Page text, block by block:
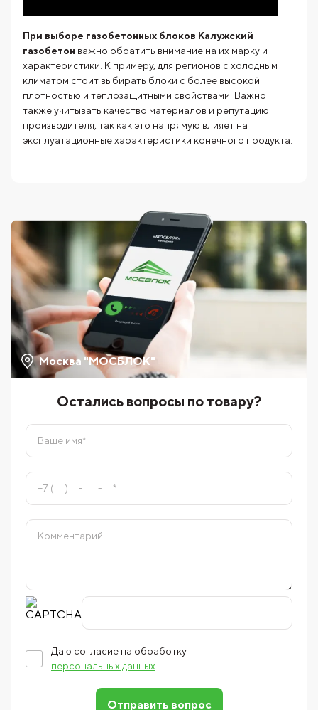
При выборе газобетонных блоков Калужский
газобетон важно обратить внимание на их марку и
характеристики. К примеру, для регионов с холодным
климатом стоит выбирать блоки с более высокой
плотностью и теплозащитными свойствами. Важно
также учитывать качество материалов и репутацию
производителя, так как это напрямую влияет на
эксплуатационные характеристики конечного продукта.
Москва "МОСБЛОК"
Остались вопросы по товару?
Даю согласие на обработку
персональных данных
Отправить вопрос